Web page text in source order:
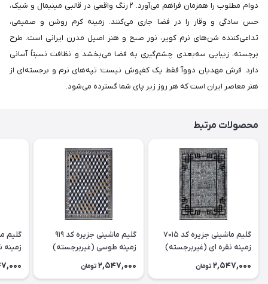
دوام مطلوب را همزمان فراهم می‌آورد. ۲ رنگ واقعی در قالبی مینیمال و شیک،
حس سادگی و وقار را در فضا جاری می‌کنند. زمینه کرم روشن و صمیمی،
تداعی‌کننده شن‌های نرم کویر، نور صبح و هنر اصیل مدرن ایرانی است. طرح
برجسته، زیبایی سه‌بعدی چشم‌گیری به فضا می‌بخشد و نظافت نسبتاً آسانی
دارد. فرش مهدیان دووآ فقط یک کفپوش نیست؛ تپه‌های نرم و برجسته‌ای از
هنر معاصر ایران است که هر روز زیر پای شما گسترده می‌شود.
محصولات مرتبط
گلیم ماشینی جزیره کد 7015
زمینه نقره ای (غیربرجسته)
2,547,000 تومان
گلیم ماشینی جزیره کد 919
زمینه طوسی (غیربرجسته)
2,547,000 تومان
زمینه